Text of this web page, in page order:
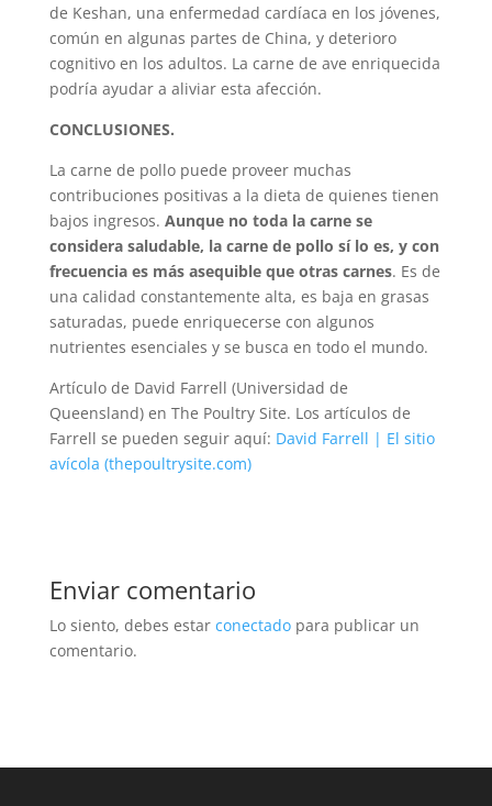
de Keshan, una enfermedad cardíaca en los jóvenes,
común en algunas partes de China, y deterioro
cognitivo en los adultos. La carne de ave enriquecida
podría ayudar a aliviar esta afección.
CONCLUSIONES.
La carne de pollo puede proveer muchas
contribuciones positivas a la dieta de quienes tienen
bajos ingresos. Aunque no toda la carne se
considera saludable, la carne de pollo sí lo es, y con
frecuencia es más asequible que otras carnes. Es de
una calidad constantemente alta, es baja en grasas
saturadas, puede enriquecerse con algunos
nutrientes esenciales y se busca en todo el mundo.
Artículo de David Farrell (Universidad de
Queensland) en The Poultry Site. Los artículos de
Farrell se pueden seguir aquí: David Farrell | El sitio
avícola (thepoultrysite.com)
Enviar comentario
Lo siento, debes estar conectadopara publicar un
comentario.